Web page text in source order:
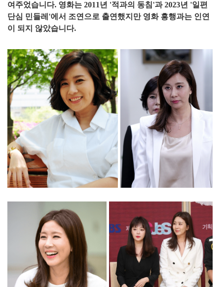
여주었습니다. 영화는 2011년 '적과의 동침'과 2023년 '일편
단심 민들레'에서 조연으로 출연했지만 영화 흥행과는 인연
이 되지 않았습니다.